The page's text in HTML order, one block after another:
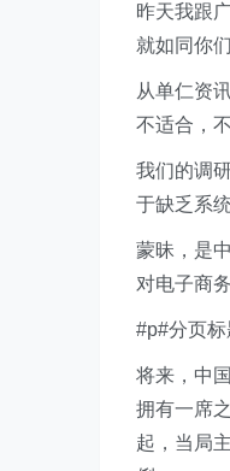
昨天我跟
就如同你
从单仁资
不适合，
我们的调
于缺乏系
蒙昧，是
对电子商
#p#分页
将来，中
拥有一席
起，当局